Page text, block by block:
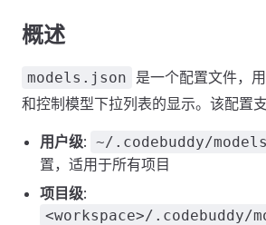
概述
models.json
是一个配置文件，
和控制模型下拉列表的显示。该配置支
用户级: ~/.codebuddy/
置，适用于所有项目
项目级:
<workspace>/.codebuddy/